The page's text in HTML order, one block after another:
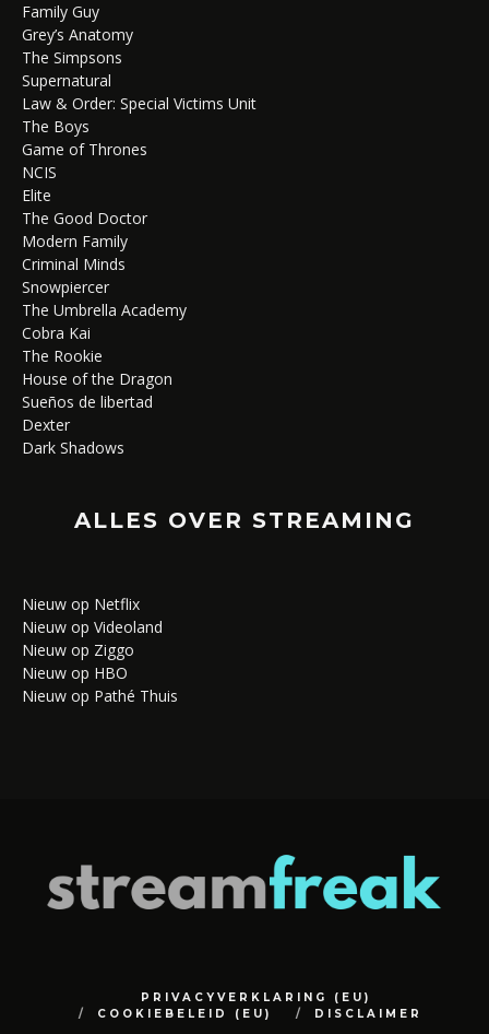
Family Guy
Grey’s Anatomy
The Simpsons
Supernatural
Law & Order: Special Victims Unit
The Boys
Game of Thrones
NCIS
Elite
The Good Doctor
Modern Family
Criminal Minds
Snowpiercer
The Umbrella Academy
Cobra Kai
The Rookie
House of the Dragon
Sueños de libertad
Dexter
Dark Shadows
ALLES OVER STREAMING
Nieuw op Netflix
Nieuw op Videoland
Nieuw op Ziggo
Nieuw op HBO
Nieuw op Pathé Thuis
PRIVACYVERKLARING (EU)
COOKIEBELEID (EU)
DISCLAIMER